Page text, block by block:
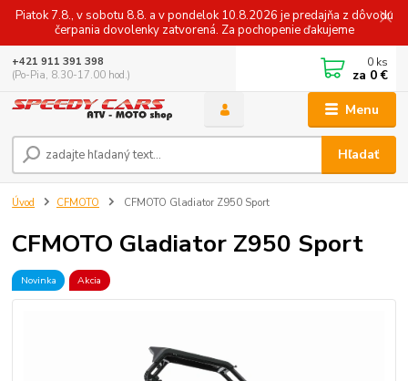
Piatok 7.8., v sobotu 8.8. a v pondelok 10.8.2026 je predajňa z dôvodu
čerpania dovolenky zatvorená. Za pochopenie ďakujeme
Menu
Hľadať
+421 911 391 398
(Po-Pia, 8.30-17.00 hod.)
0 ks
za 0 €
Úvod CFMOTO CFMOTO Gladiator Z950 Sport
CFMOTO Gladiator Z950 Sport
Novinka Akcia